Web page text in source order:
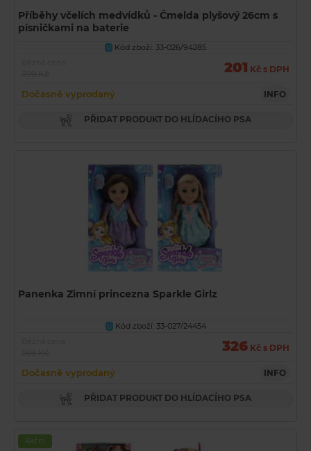
Příběhy včelích medvídků - Čmelda plyšový 26cm s
písničkami na baterie
U
Kód zboží: 33-026/94285
201 Kč s DPH
Dočasně vyprodaný INFO
PŘIDAT PRODUKT DO HLÍDACÍHO PSA
Panenka Zimní princezna Sparkle Girlz
U Kód zboží: 33-027/24454
326 Kč s DPH
Dočasně vyprodaný INFO
PŘIDAT PRODUKT DO HLÍDACÍHO PSA
Akční